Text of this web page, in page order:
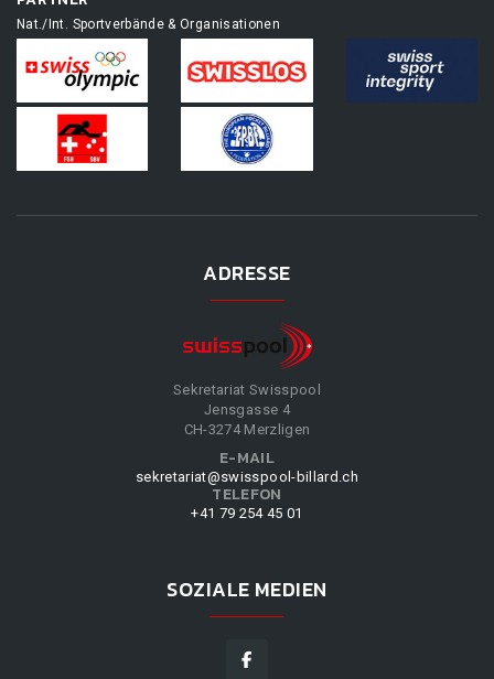
Nat./Int. Sportverbände & Organisationen
ADRESSE
Sekretariat Swisspool
Jensgasse 4
CH-3274 Merzligen
E-MAIL
sekretariat@swisspool-billard.ch
TELEFON
+41 79 254 45 01
SOZIALE MEDIEN